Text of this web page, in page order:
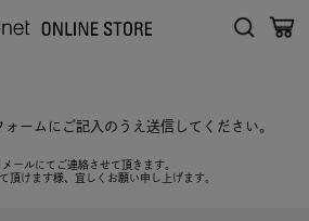
ームにご記入のうえ送信してください。
ールにてご連絡させて頂きます。
頂けます様、宜しくお願い申し上げます。